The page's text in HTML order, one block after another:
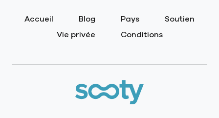
Accueil Blog Pays
Soutien
Vie privée
Conditions